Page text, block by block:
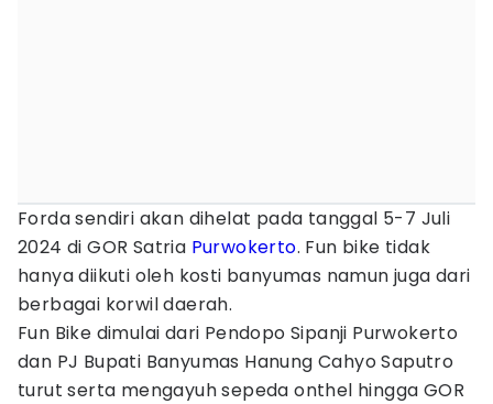
Forda sendiri akan dihelat pada tanggal 5-7 Juli
2024 di GOR Satria Purwokerto. Fun bike tidak
hanya diikuti oleh kosti banyumas namun juga dari
berbagai korwil daerah.
Fun Bike dimulai dari Pendopo Sipanji Purwokerto
dan PJ Bupati Banyumas Hanung Cahyo Saputro
turut serta mengayuh sepeda onthel hingga GOR